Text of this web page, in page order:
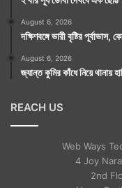
August 6, 2026
দক্ষিণবঙ্গে ভারী বৃষ্টির
August 6, 2026
জ্যান্ত কুমির কাঁধে নিয়ে থানায়
REACH US
Web Ways
4 Joy
2nd